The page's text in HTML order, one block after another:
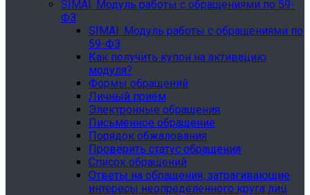
SIMAI: Модуль работы с обращениями по 59-
ФЗ
SIMAI: Модуль работы с обращениями по
59-ФЗ
Как получить купон на активацию
модуля?
Формы обращений
Личный приём
Электронные обращения
Письменное обращение
Порядок обжалования
Проверить статус обращения
Список обращений
Ответы на обращения, затрагивающие
интересы неопределенного круга лиц